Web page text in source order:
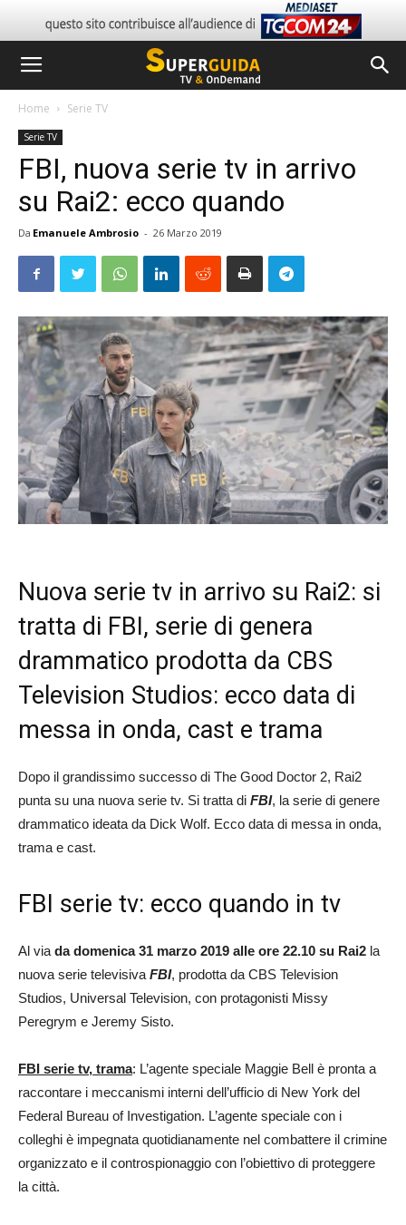
Home Serie TV
Serie TV
FBI, nuova serie tv in arrivo
su Rai2: ecco quando
Da Emanuele Ambrosio - 26 Marzo 2019
Nuova serie tv in arrivo su Rai2: si
tratta di FBI, serie di genera
drammatico prodotta da CBS
Television Studios: ecco data di
messa in onda, cast e trama
Dopo il grandissimo successo di The Good Doctor 2, Rai2
punta su una nuova serie tv. Si tratta di FBI, la serie di genere
drammatico ideata da Dick Wolf. Ecco data di messa in onda,
trama e cast.
FBI serie tv: ecco quando in tv
Al via da domenica 31 marzo 2019 alle ore 22.10 su Rai2 la
nuova serie televisiva FBI, prodotta da CBS Television
Studios, Universal Television, con protagonisti Missy
Peregrym e Jeremy Sisto.
FBI serie tv, trama: L’agente speciale Maggie Bell è pronta a
raccontare i meccanismi interni dell’ufficio di New York del
Federal Bureau of Investigation. L’agente speciale con i
colleghi è impegnata quotidianamente nel combattere il crimine
organizzato e il controspionaggio con l’obiettivo di proteggere
la città.